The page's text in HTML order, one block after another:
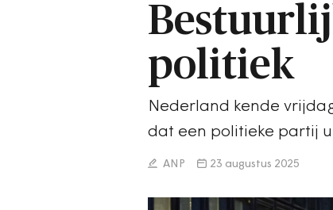
politiek
Nederland kende
dat een politieke partij
ANP 23 augustus 2025